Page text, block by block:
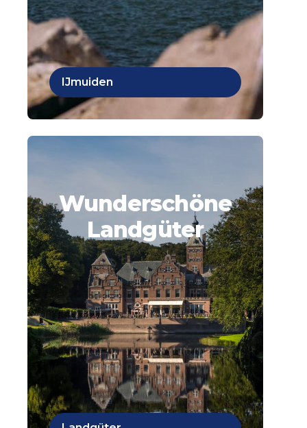
IJmuiden
Wunderschöne
Landgüter